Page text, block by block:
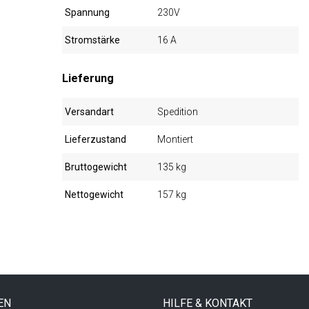
Spannung 230V
Stromstärke 16 A
Lieferung
Versandart Spedition
Lieferzustand Montiert
Bruttogewicht 135 kg
Nettogewicht 157 kg
HILFE & KONTAKT